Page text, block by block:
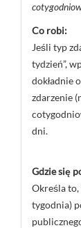
Co robi:
Jeśli typ
tydzień”,
dokładnie
zdarzenie
dni.
Gdzie się
Określa to,
tygodnia)